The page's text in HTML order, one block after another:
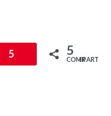
5 5
COMPARTIR